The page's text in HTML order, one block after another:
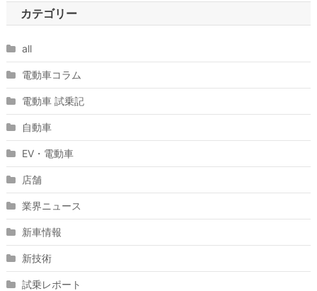
カテゴリー
all
電動車コラム
電動車 試乗記
自動車
EV・電動車
店舗
業界ニュース
新車情報
新技術
試乗レポート